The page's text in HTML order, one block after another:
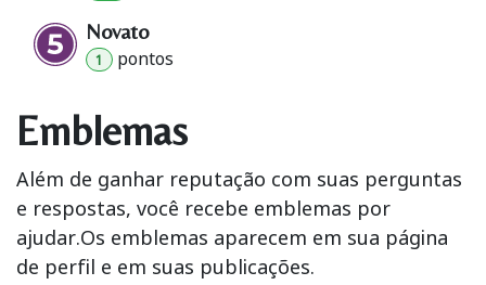
Novato
1 pontos
Emblemas
Além de ganhar reputação com suas perguntas
e respostas, você recebe emblemas por
ajudar.Os emblemas aparecem em sua página
de perfil e em suas publicações.